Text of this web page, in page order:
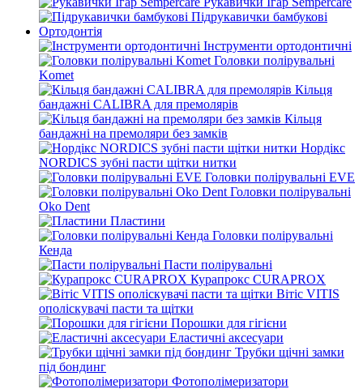
Підрукавички бамбукові
Ортодонтія
Інструменти ортодонтичні
Головки полірувальні
Komet
Кільця
бандажні CALIBRA для премолярів
Кільця
бандажні на премоляри без замків
Нордікс
NORDICS зубні пасти щітки нитки
Головки полірувальні EVE
Головки полірувальні
Oko Dent
Пластини
Головки полірувальні
Кенда
Пасти полірувальні
Курапрокс CURAPROX
Вітіс VITIS
ополіскувачі пасти та щітки
Порошки для гігієни
Еластичні аксесуари
Трубки щічні замки
під бондинг
Фотополімеризатори